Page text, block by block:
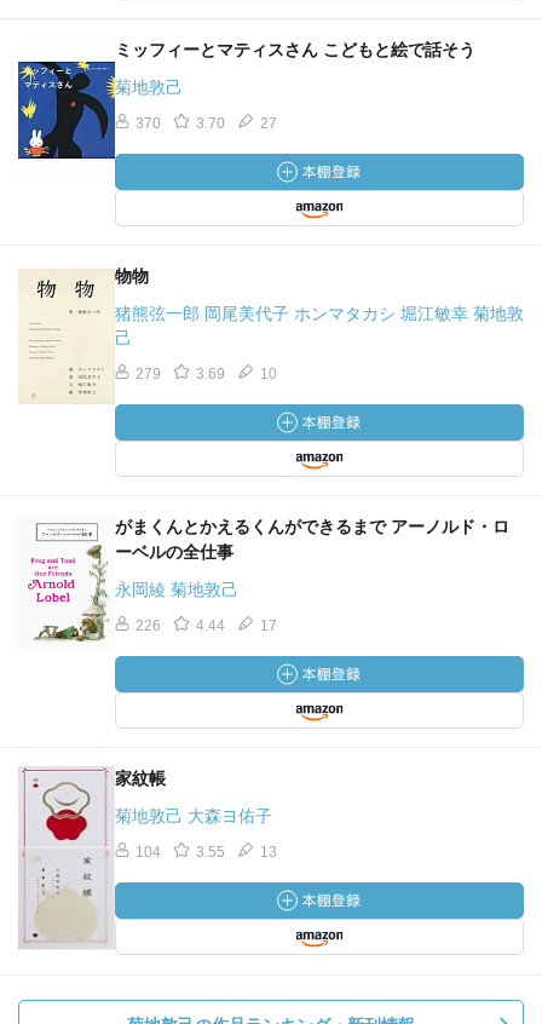
ミッフィーとマティスさん こどもと絵で話そう
菊地敦己
370 3.70 27
物物
猪熊弦一郎 岡尾美代子 ホンマタカシ 堀江敏幸 菊地敦
己
279 3.69 10
がまくんとかえるくんができるまで アーノルド・ロ
ーベルの全仕事
永岡綾 菊地敦己
226 4.44 17
家紋帳
菊地敦己 大森ヨ佑子
104 3.55 13